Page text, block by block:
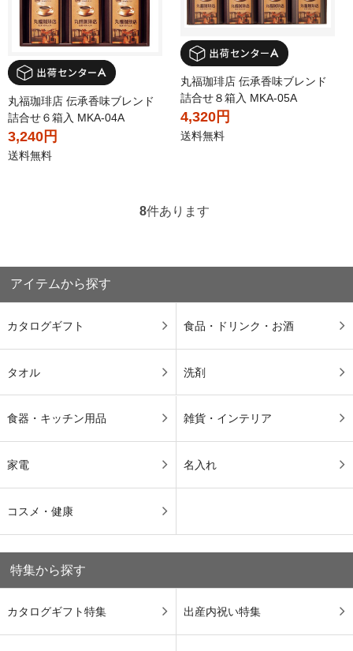
丸福珈琲店 伝承香味ブレンド
詰合せ６箱入 MKA-04A
3,240円
送料無料
丸福珈琲店 伝承香味ブレンド
詰合せ８箱入 MKA-05A
4,320円
送料無料
8件あります
アイテムから探す
カタログギフト 食品・ドリンク・お酒
タオル 洗剤
食器・キッチン用品 雑貨・インテリア
家電 名入れ
コスメ・健康
特集から探す
カタログギフト特集 出産内祝い特集